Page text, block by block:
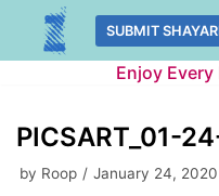
Skip
SUBMIT
Enjoy
PICSART_01-
by Roop January 24, 2020